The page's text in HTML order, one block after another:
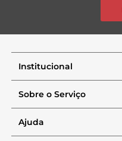
Institucional
Sobre o Serviço
Ajuda